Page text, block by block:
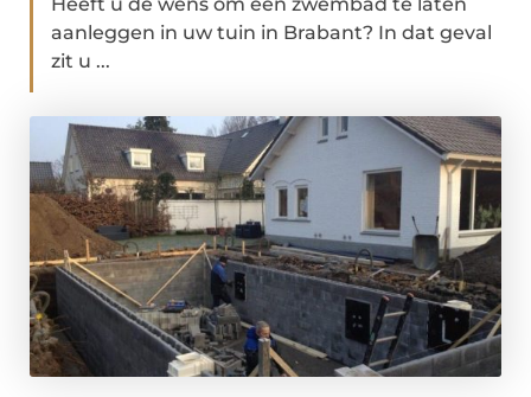
aanleggen in uw tuin in Brabant? In dat geval
zit u ...